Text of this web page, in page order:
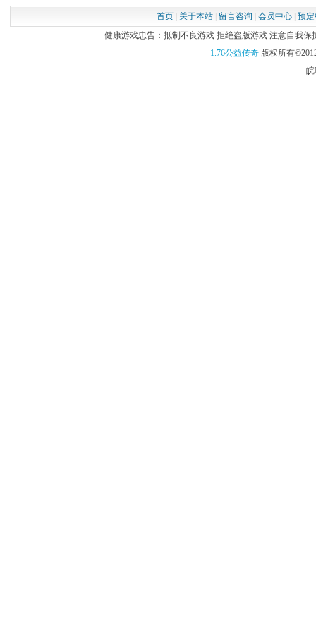
首页| 关于本站| 留言咨询 会员中心| 预
健康游戏忠告：抵制不良游戏 拒绝盗版游戏 注意自我保
1.76公益传奇版权所有
皖